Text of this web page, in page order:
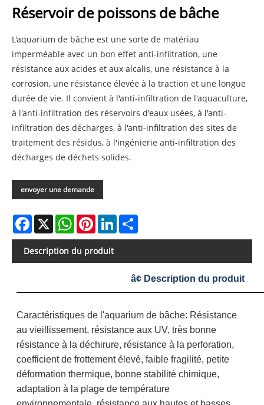
Réservoir de poissons de bâche
L'aquarium de bâche est une sorte de matériau
imperméable avec un bon effet anti-infiltration, une
résistance aux acides et aux alcalis, une résistance à la
corrosion, une résistance élevée à la traction et une longue
durée de vie. Il convient à l'anti-infiltration de l'aquaculture,
à l'anti-infiltration des réservoirs d'eaux usées, à l'anti-
infiltration des décharges, à l'anti-infiltration des sites de
traitement des résidus, à l'ingénierie anti-infiltration des
décharges de déchets solides.
envoyer une demande
Facebook
X WhatsAppPinterestLinkedIn
Description du produit
â¢ Description du produit
Caractéristiques de l'aquarium de bâche: Résistance
au vieillissement, résistance aux UV, très bonne
résistance à la déchirure, résistance à la perforation,
coefficient de frottement élevé, faible fragilité, petite
déformation thermique, bonne stabilité chimique,
adaptation à la plage de température